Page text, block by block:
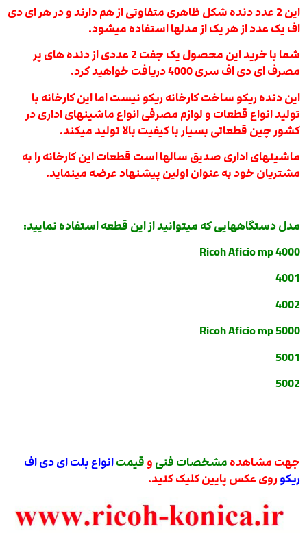
این 2 عدد دنده شکل ظاهری متفاوتی از هم دارند و در هر ای دی
اف یک عدد از هر یک از مدلها استفاده میشود.
شما با خرید این محصول یک جفت 2 عددی از دنده های پر
مصرف ای دی اف سری 4000 دریافت خواهید کرد.
این دنده ریکو ساخت کارخانه ریکو نیست اما این کارخانه با
تولید انواع قطعات و لوازم مصرفی انواع ماشینهای اداری در
کشور چین قطعاتی بسیار با کیفیت بالا تولید میکند.
ماشینهای اداری صدیق سالها است قطعات این کارخانه را به
مشتریان خود به عنوان اولین پیشنهاد عرضه مینماید.
مدل دستگاههایی که میتوانید از این قطعه استفاده نمایید:
Ricoh Aficio mp 4000
4001
4002
Ricoh Aficio mp 5000
5001
5002
جهت مشاهده مشخصات فنی و قیمتانواع بلت ای دی اف
ریکو روی عکس پایین کلیک کنید.